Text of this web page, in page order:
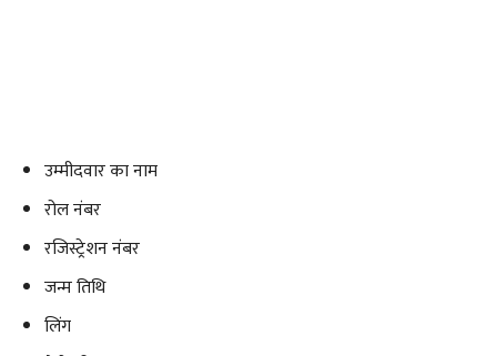
उम्मीदवार का नाम
रोल नंबर
रजिस्ट्रेशन नंबर
जन्म तिथि
लिंग